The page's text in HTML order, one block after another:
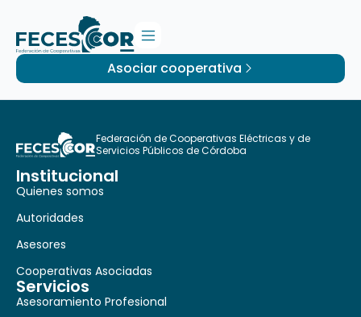
Asociar cooperativa
Federación de Cooperativas Eléctricas y de
Servicios Públicos de Córdoba
Institucional
Quienes somos
Autoridades
Asesores
Cooperativas Asociadas
Servicios
Asesoramiento Profesional